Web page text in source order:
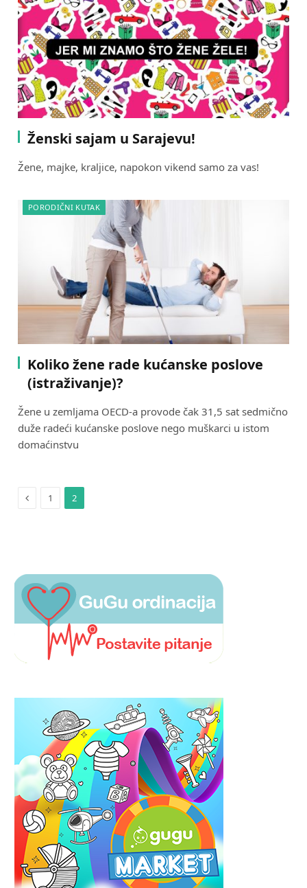
Ženski sajam u Sarajevu!
Žene, majke, kraljice, napokon vikend samo za vas!
PORODIČNI KUTAK
Koliko žene rade kućanske poslove
(istraživanje)?
Žene u zemljama OECD-a provode čak 31,5 sat sedmično
duže radeći kućanske poslove nego muškarci u istom
domaćinstvu
Previous
1 2